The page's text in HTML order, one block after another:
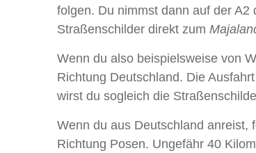
folgen. Du nimmst dann auf der A2
Straßenschilder direkt zum
Wenn du also beispielsweise von
Richtung Deutschland. Die
wirst du sogleich die
Wenn du aus Deutschland anreist,
Richtung Posen. Ungefähr 40